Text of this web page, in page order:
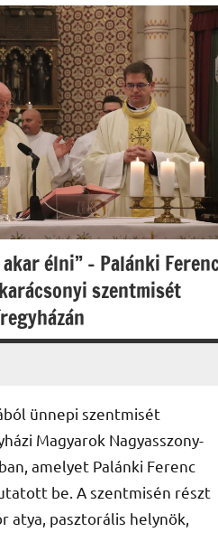
élni” – Palánki
szentmisét
ünnepi szentmisét
Magyarok Nagyasszony-
amelyet Palánki Ferenc
be. A szentmisén részt
atya, pasztorális helynök,